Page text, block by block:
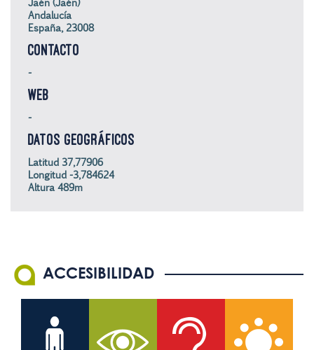
Andalucía
España, 23008
CONTACTO
-
WEB
-
DATOS GEOGRÁFICOS
Latitud 37,77906
Longitud -3,784624
Altura 489m
ACCESIBILIDAD